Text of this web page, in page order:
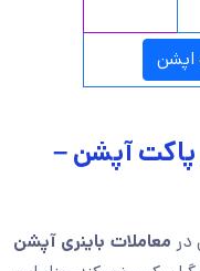
اپشن
پاکت آپشن –
معاملات باینری آپشن